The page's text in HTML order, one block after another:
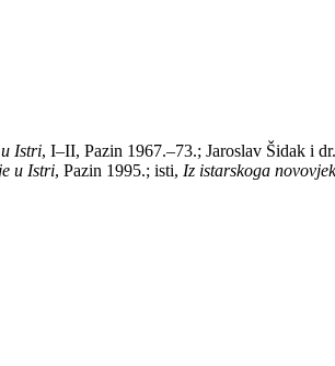
Istri, I–II, Pazin 1967.–73.; Jaroslav Šidak i
u Istri, Pazin 1995.; isti, Iz istarskoga